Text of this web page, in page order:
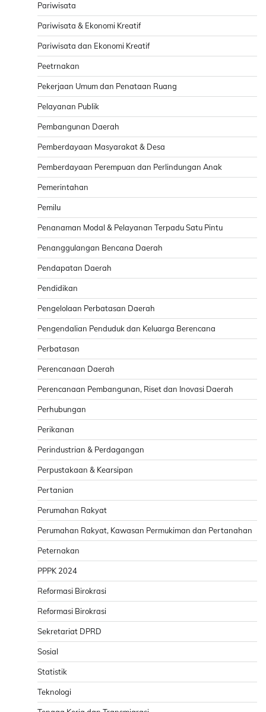
Pariwisata
Pariwisata & Ekonomi Kreatif
Pariwisata dan Ekonomi Kreatif
Peetrnakan
Pekerjaan Umum dan Penataan Ruang
Pelayanan Publik
Pembangunan Daerah
Pemberdayaan Masyarakat & Desa
Pemberdayaan Perempuan dan Perlindungan Anak
Pemerintahan
Pemilu
Penanaman Modal & Pelayanan Terpadu Satu Pintu
Penanggulangan Bencana Daerah
Pendapatan Daerah
Pendidikan
Pengelolaan Perbatasan Daerah
Pengendalian Penduduk dan Keluarga Berencana
Perbatasan
Perencanaan Daerah
Perencanaan Pembangunan, Riset dan Inovasi Daerah
Perhubungan
Perikanan
Perindustrian & Perdagangan
Perpustakaan & Kearsipan
Pertanian
Perumahan Rakyat
Perumahan Rakyat, Kawasan Permukiman dan Pertanahan
Peternakan
PPPK 2024
Reformasi Birokrasi
Reformasi Birokrasi
Sekretariat DPRD
Sosial
Statistik
Teknologi